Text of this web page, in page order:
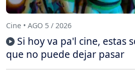
Cine • AGO 5 / 2026
Si hoy va pa'l cine, estas
que no puede dejar pasar